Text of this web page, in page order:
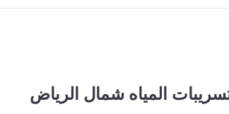
المياه شمال الرياض